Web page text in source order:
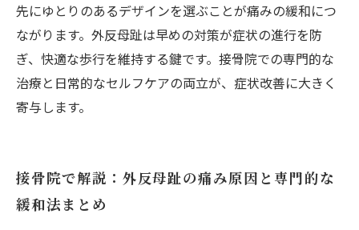
先にゆとりのあるデザインを選ぶことが痛みの緩和につ
ながります。外反母趾は早めの対策が症状の進行を防
ぎ、快適な歩行を維持する鍵です。接骨院での専門的な
治療と日常的なセルフケアの両立が、症状改善に大きく
寄与します。
接骨院で解説：外反母趾の痛み原因と専門的な
緩和法まとめ